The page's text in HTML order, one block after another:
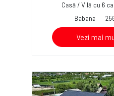
Casă / Vilă cu 6
Babana
Vezi mai